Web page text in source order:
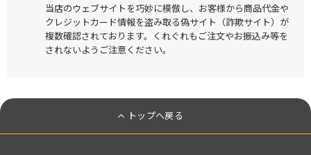
当店のウェブサイトを巧妙に模倣し、お客様から商品代金や
クレジットカード情報を盗み取る偽サイト（詐欺サイト）が
複数確認されております。くれぐれもご注文やお振込み等を
されないようご注意ください。
トップへ戻る